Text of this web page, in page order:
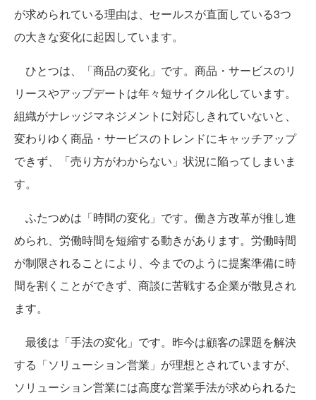
が求められている理由は、セールスが直面している3つ
の大きな変化に起因しています。
ひとつは、「商品の変化」です。商品・サービスのリ
リースやアップデートは年々短サイクル化しています。
組織がナレッジマネジメントに対応しきれていないと、
変わりゆく商品・サービスのトレンドにキャッチアップ
できず、「売り方がわからない」状況に陥ってしまいま
す。
ふたつめは「時間の変化」です。働き方改革が推し進
められ、労働時間を短縮する動きがあります。労働時間
が制限されることにより、今までのように提案準備に時
間を割くことができず、商談に苦戦する企業が散見され
ます。
最後は「手法の変化」です。昨今は顧客の課題を解決
する「ソリューション営業」が理想とされていますが、
ソリューション営業には高度な営業手法が求められるた